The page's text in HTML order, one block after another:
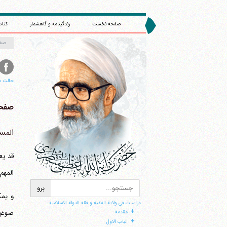
صفحه نخست زندگینامه و گاهشمار
دراسات فی ولایة الفقیه و فقه الدولة الاسلامیة
+ مقدمة
+ الباب الاول
حالت
قد
و